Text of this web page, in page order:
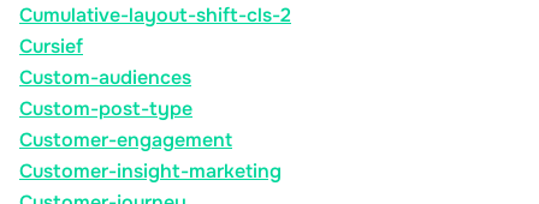
Cumulative-layout-shift-cls-2
Cursief
Custom-audiences
Custom-post-type
Customer-engagement
Customer-insight-marketing